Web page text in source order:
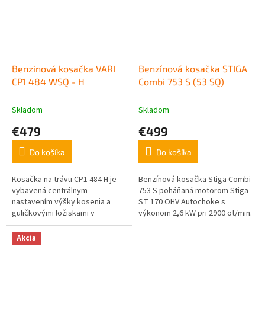
Benzínová kosačka VARI
CP1 484 WSQ - H
Skladom
€479
Do košíka
Kosačka na trávu CP1 484 H je
vybavená centrálnym
nastavením výšky kosenia a
guličkovými ložiskami v
kolesách. Ide o stredný model s
menšou šírkou záberu, ktorý je
však vybavený...
Benzínová kosačka STIGA
Combi 753 S (53 SQ)
Skladom
€499
Do košíka
Benzínová kosačka Stiga Combi
753 S poháňaná motorom Stiga
ST 170 OHV Autochoke s
výkonom 2,6 kW pri 2900 ot/min.
Akcia